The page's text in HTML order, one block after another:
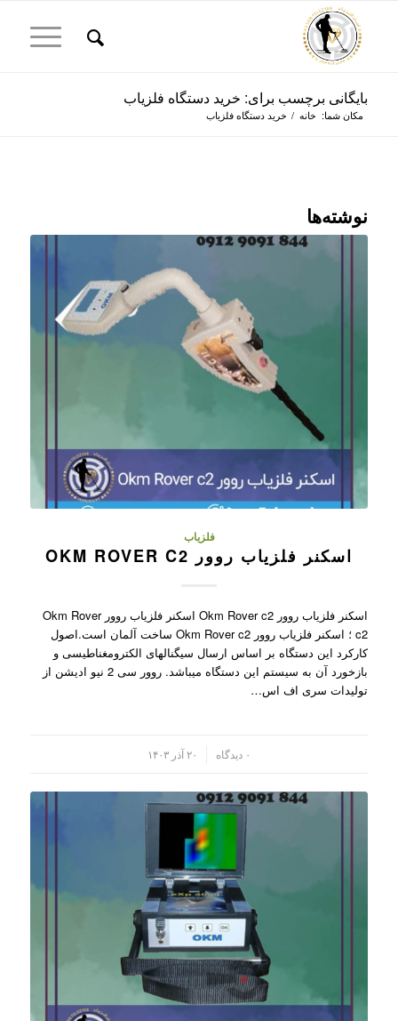
بایگانی برچسب برای: خرید دستگاه فلزیاب
مکان شما: خانه / خرید دستگاه فلزیاب
نوشته‌ها
فلزیاب
اسکنر فلزیاب روور OKM ROVER C2
اسکنر فلزیاب روور Okm Rover c2 اسکنر فلزیاب روور Okm Rover
c2 ؛ اسکنر فلزیاب روور Okm Rover c2 ساخت آلمان است.اصول
کارکرد این دستگاه بر اساس ارسال سیگنالهای الکترومغناطیسی و
بازخورد آن به سیستم این دستگاه میباشد. روور سی 2 نیو ادیشن از
تولیدات سری اف اس…
۰ دیدگاه ۲۰ آذر ۱۴۰۳